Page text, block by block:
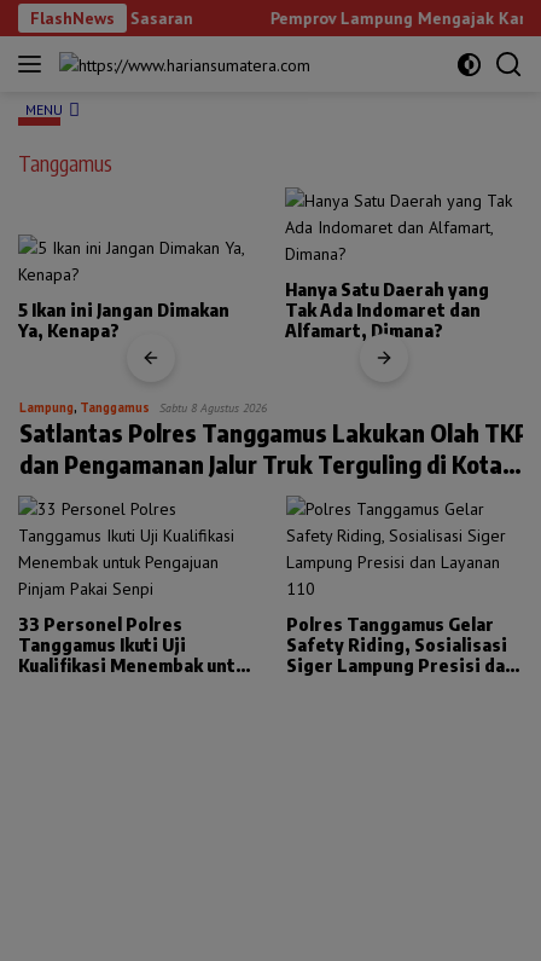
Langsung
ke
konten
FlashNews
Tepat Sasaran Pemprov Lampung Mengajak Karang
MENU
Tanggamus
5 Ikan ini Jangan Dimakan
Ya, Kenapa?
Hanya Satu Daerah yang
Tak Ada Indomaret dan
Alfamart, Dimana?
Lampung, Tanggamus Sabtu 8 Agustus 2026
Satlantas Polres Tanggamus Lakukan Olah TKP
dan Pengamanan Jalur Truk Terguling di Kota
Agung
33 Personel Polres
Tanggamus Ikuti Uji
Kualifikasi Menembak untuk
Polres Tanggamus Gelar
Safety Riding, Sosialisasi
Siger Lampung Presisi dan